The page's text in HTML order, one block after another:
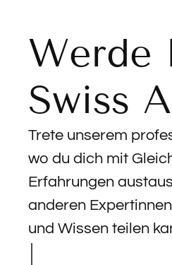
Werde
Swiss
Trete unserem
wo du dich mit
Erfahrungen
anderen
und Wissen teilen